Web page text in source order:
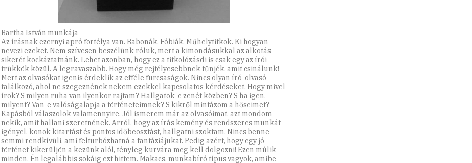
Bartha István munkája
Az írásnak ezernyi apró fortélya van. Babonák. Fóbiák. Műhelytitkok. Ki hogyan
nevezi ezeket. Nem szívesen beszélünk róluk, mert a kimondásukkal az alkotás
sikerét kockáztatnánk. Lehet azonban, hogy ez a titkolózásdi is csak egy az írói
trükkök közül. A legravaszabb. Hogy még rejtélyesebbnek tűnjék, amit csinálunk!
Mert az olvasókat igenis érdeklik az efféle furcsaságok. Nincs olyan író-olvasó
találkozó, ahol ne szegeznének nekem ezekkel kapcsolatos kérdéseket. Hogy mivel
írok? S milyen ruha van ilyenkor rajtam? Hallgatok-e zenét közben? S ha igen,
milyent? Van-e valóságalapja a történeteimnek? S kikről mintázom a hőseimet?
Kapásból válaszolok valamennyire. Jól ismerem már az olvasóimat, azt mondom
nekik, amit hallani szeretnének. Arról, hogy az írás kemény és rendszeres munkát
igényel, konok kitartást és pontos időbeosztást, hallgatni szoktam. Nincs benne
semmi rendkívüli, ami felturbózhatná a fantáziájukat. Pedig azért, hogy egy jó
történet kikerüljön a kezünk alól, tényleg kurvára meg kell dolgozni! Ezen múlik
minden. Én legalábbis sokáig ezt hittem. Makacs, munkabíró típus vagyok, amibe